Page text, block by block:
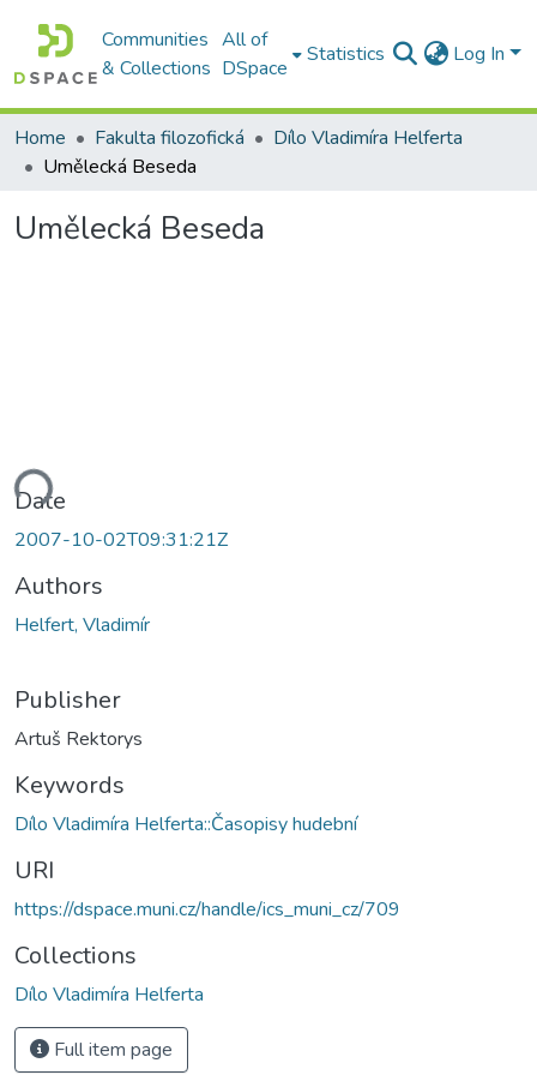
Communities
& Collections
All of
DSpace
Statistics Log In
Home Fakulta filozofická
Dílo Vladimíra Helferta
Umělecká Beseda
Umělecká Beseda
Date
2007-10-02T09:31:21Z
Authors
Helfert, Vladimír
Publisher
Artuš Rektorys
Keywords
Dílo Vladimíra Helferta::Časopisy hudební
URI
https://dspace.muni.cz/handle/ics_muni_cz/709
Collections
Dílo Vladimíra Helferta
Full item page